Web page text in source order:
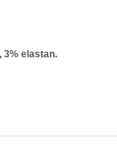
3% elastan.